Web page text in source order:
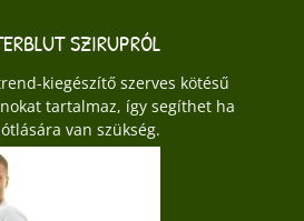
SZIRUPRÓL
kiegészítő szerves kötésű
tartalmaz, így segíthet ha
van szükség.